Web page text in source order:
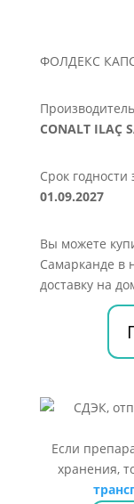
ФОЛДЕКС
CONALT ILAÇ
Срок годности
01.09.2027
Вы можете
Самарканде в
доставку на
Если
хранения,